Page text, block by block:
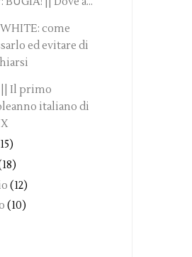
come
ed evitare di
|| Il primo
italiano di
(12)
(10)